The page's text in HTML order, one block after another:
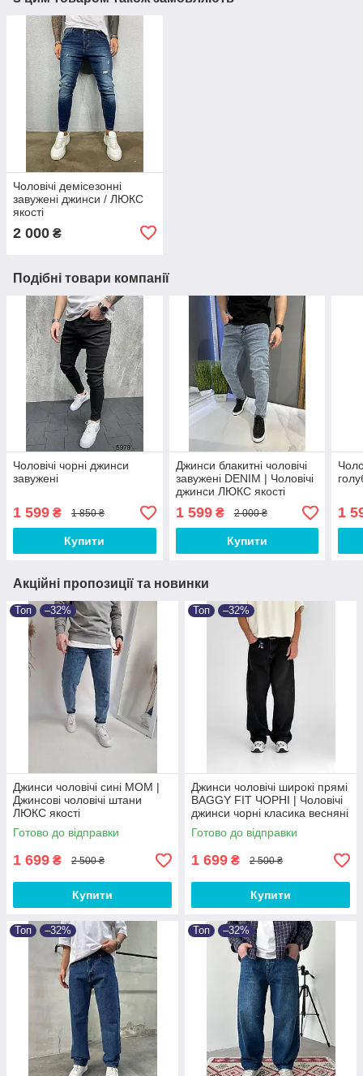
Чоловічі демісезонні
завужені джинси / ЛЮКС
якості
2 000 ₴
Подібні товари компанії
Чоловічі чорні джинси
завужені
1 599 ₴ 1 850 ₴
Купити
Джинси блакитні чоловічі
завужені DENIM | Чоловічі
джинси ЛЮКС якості
1 599₴ 2 000 ₴
Купити
1
Акційні пропозиції та новинки
Топ –32%
Джинси чоловічі сині MOM |
Джинсові чоловічі штани
ЛЮКС якості
Готово до відправки
1 699 ₴ 2 500 ₴
Купити
Топ –32%
Джинси чоловічі широкі прямі
BAGGY FIT ЧОРНІ‎ | Чоловічі
джинси чорні класика весняні
осінні Baggy
Готово до відправки
1 699 ₴ 2 500 ₴
Купити
Топ –32% Топ –32%